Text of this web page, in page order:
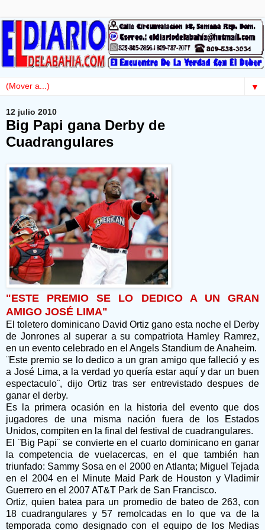
▼
12 julio 2010
Big Papi gana Derby de
Cuadrangulares
"ESTE PREMIO SE LO DEDICO A UN GRAN
AMIGO JOSÉ LIMA"
El toletero dominicano David Ortiz gano esta noche el Derby
de Jonrones al superar a su compatriota Hamley Ramrez,
en un evento celebrado en el Angels Standium de Anaheim.
¨Este premio se lo dedico a un gran amigo que falleció y es
a José Lima, a la verdad yo quería estar aquí y dar un buen
espectaculo¨, dijo Ortiz tras ser entrevistado despues de
ganar el derby.
Es la primera ocasión en la historia del evento que dos
jugadores de una misma nación fuera de los Estados
Unidos, compiten en la final del festival de cuadrangulares.
El ¨Big Papi¨ se convierte en el cuarto dominicano en ganar
la competencia de vuelacercas, en el que también han
triunfado: Sammy Sosa en el 2000 en Atlanta; Miguel Tejada
en el 2004 en el Minute Maid Park de Houston y Vladimir
Guerrero en el 2007 AT&T Park de San Francisco.
Ortiz, quien batea para un promedio de bateo de 263, con
18 cuadrangulares y 57 remolcadas en lo que va de la
temporada como designado con el equipo de los Medias